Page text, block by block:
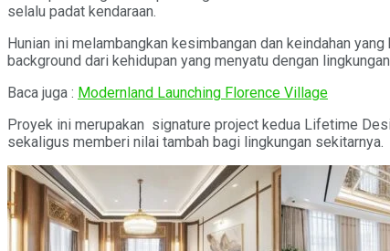
selalu padat kendaraan.
Hunian ini melambangkan kesimbangan dan keindahan
background dari kehidupan yang menyatu dengan
Baca juga : Modernland Launching Florence Village
Proyek ini merupakan signature project kedua Lifetime
sekaligus memberi nilai tambah bagi lingkungan sekitarnya.